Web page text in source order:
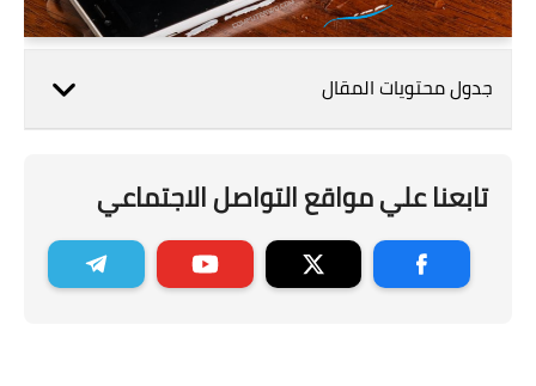
جدول محتويات المقال
تابعنا علي مواقع التواصل الاجتماعي